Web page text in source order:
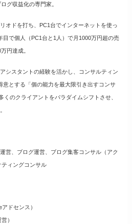
グ収益化の専門家。
オドを打ち、PC1台でインターネットを使っ
で個人（PC1台と1人）で月1000万円超の売
円達成。
シスタントの経験を活かし、コンサルティン
意とする「個の能力を最大限引き出すコンサ
くのクライアントをパラダイムシフトさせ、
営、ブログ運営、ブログ集客コンサル（アク
ィングコンサル
ドセンス）
）